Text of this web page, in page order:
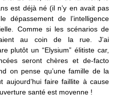
est déjà né (il n’y en avait pas
de l’intelligence
Comme si les scénarios de
au coin de la rue. J’ai
plutôt un “Elysium” élitiste car,
seront chères et de-facto
on pense qu’une famille de la
aujourd’hui faire faillite à cause
santé est moyenne !